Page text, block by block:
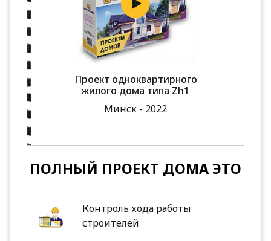
Проект одноквартирного
жилого дома типа Zh1
Минск - 2022
ПОЛНЫЙ ПРОЕКТ ДОМА ЭТО
Контроль хода работы
строителей